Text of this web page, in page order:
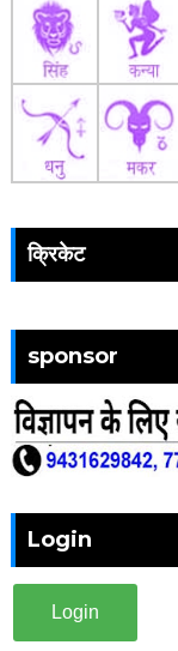
क्रिकेट
sponsor
Login
Login